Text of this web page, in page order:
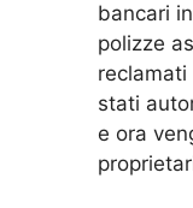
bancari
polizze
stati
e ora